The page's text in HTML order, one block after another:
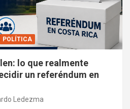
POLÍTICA
lo que realmente
un referéndum en
Ledezma